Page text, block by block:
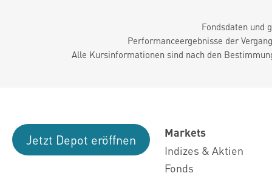
Fondsdaten und
Performanceergebnisse der
Alle Kursinformationen sind nach den
Jetzt Depot eröffnen
Markets
Indizes & Aktien
Fonds